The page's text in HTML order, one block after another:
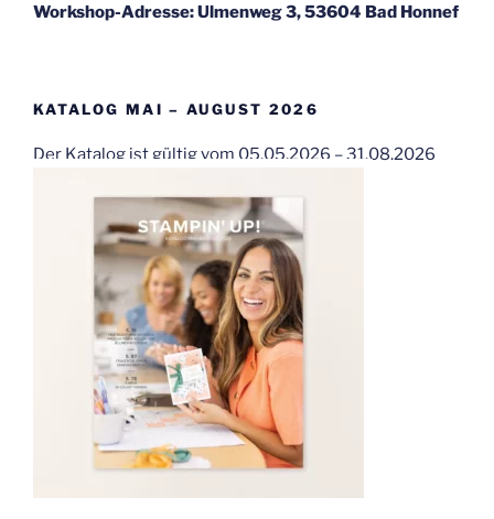
Workshop-Adresse: Ulmenweg 3, 53604 Bad Honnef
KATALOG MAI – AUGUST 2026
Der Katalog ist gültig vom 05.05.2026 – 31.08.2026